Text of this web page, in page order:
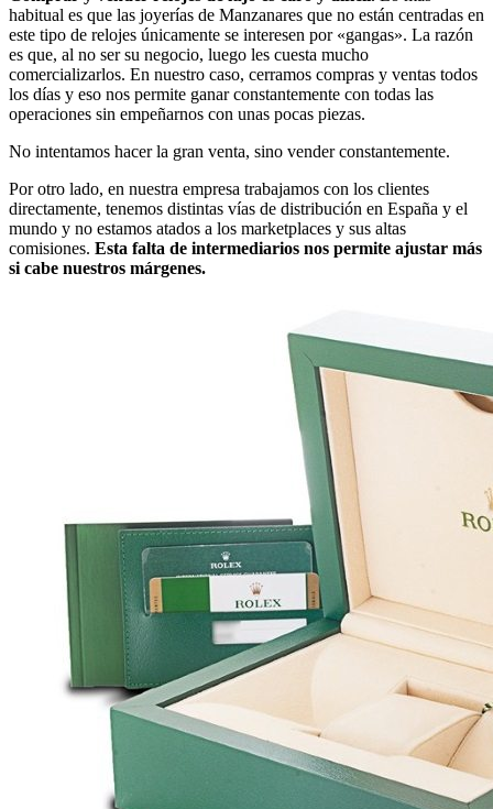
habitual es que las joyerías de Manzanares que no están centradas en
este tipo de relojes únicamente se interesen por «gangas». La razón
es que, al no ser su negocio, luego les cuesta mucho
comercializarlos. En nuestro caso, cerramos compras y ventas todos
los días y eso nos permite ganar constantemente con todas las
operaciones sin empeñarnos con unas pocas piezas.
No intentamos hacer la gran venta, sino vender constantemente.
Por otro lado, en nuestra empresa trabajamos con los clientes
directamente, tenemos distintas vías de distribución en España y el
mundo y no estamos atados a los marketplaces y sus altas
comisiones. Esta falta de intermediarios nos permite ajustar más
si cabe nuestros márgenes.